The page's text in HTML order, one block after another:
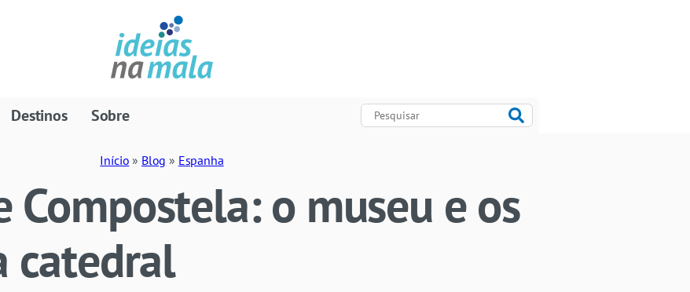
Destinos Sobre
Início » Blog » Espanha
Compostela: o museu e os
catedral